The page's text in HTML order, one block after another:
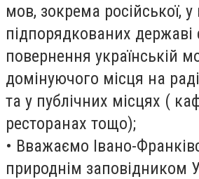
мов, зокрема російської, у
підпорядкованих державі
повернення українській
домінуючого місця на
та у публічних місцях (
ресторанах тощо);
• Вважаємо Івано-
природнім заповідником